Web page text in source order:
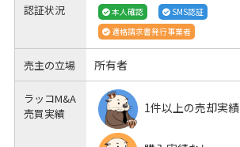
認証状況 本人確認
SMS認証
適格請求書発行事業者
売主の立場 所有者
ラッコM&A
売買実績
1件以上の売却実績